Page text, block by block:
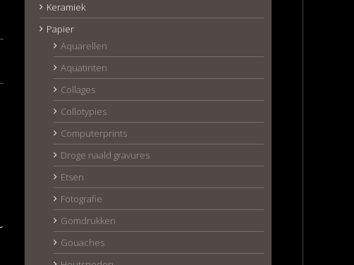
Keramiek
Papier
Aquarellen
Aquatinten
Collages
Collotypies
Computerprints
Droge naald gravures
Etsen
Fotografie
Gomdrukken
Gouaches